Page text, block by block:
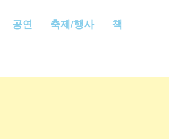
공연 축제/행사 책